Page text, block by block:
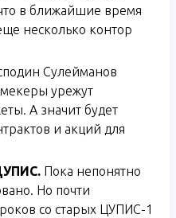
в ближайшие время
несколько контор
Сулейманов
урежут
А значит будет
и акций для
Пока непонятно
Но почти
со старых ЦУПИС-1